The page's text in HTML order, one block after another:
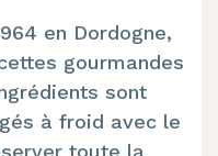
en Dordogne,
gourmandes
sont
à froid avec le
toute la